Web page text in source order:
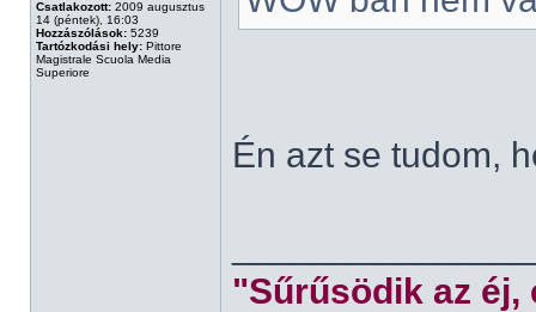
Csatlakozott: 2009 augusztus
14 (péntek), 16:03
Hozzászólások: 5239
Tartózkodási hely: Pittore
Magistrale Scuola Media
Superiore
Én azt se tudom,
"Sűrűsödik az éj,